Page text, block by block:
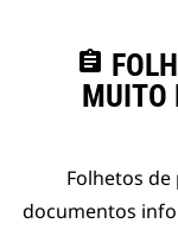
assignment
MUITO
Folhetos
documentos